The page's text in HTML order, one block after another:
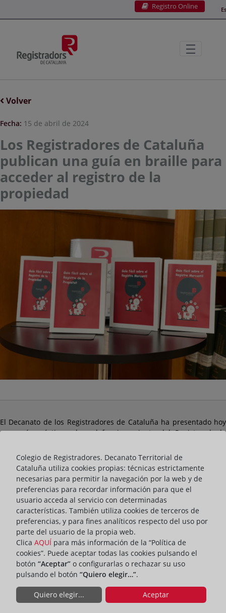
Registro Online
Volver
Fecha: 15 de abril de 2024
Los Registradores de Cataluña
publican una guía en braille para
acceder al registro de la
propiedad
El Decanato de los Registradores de Cataluña ha presentado hoy
una guía práctica sobre el funcionamiento del Registro de la
A su vez, también ha dado a conocer la publicación de dos folletos
didácticos en catalán adaptados a lectura fácil para que las
personas con discapacidad psíquica puedan acceder a la
información que ofrecen los registros.
El anuncio de la edición de ambos materiales ha sido expuesto en
el marco de una jornada divulgativa celebrada en la sede del
Decanato de los Registradores en Barcelona, que ha llevado por
título ‘Coordenadas jurídicas de la discapacidad: construir desde
la dignidad y la autonomía’, y que ha congregado a expertos y
académicos para reflexionar sobre la realidad a la que se
enfrentan las personas con discapacidad en Cataluña.
Durante el acto, la directora de Relaciones Institucionales del
Decanato de los Registradores de Cataluña, Marta Gómez Llorens,
Colegio de Registradores. Decanato Territorial de
Cataluña utiliza cookies propias: técnicas estrictamente
necesarias para permitir la navegación por la web y de
preferencias para recordar información para que el
usuario acceda al servicio con determinadas
características. También utiliza cookies de terceros de
preferencias, y para fines analíticos respecto del uso por
parte del usuario de la propia web.
Clica AQUÍ para más información de la “Política de
cookies”. Puede aceptar todas las cookies pulsando el
botón “Aceptar” o configurarlas o rechazar su uso
pulsando el botón “Quiero elegir…”.
Quiero elegir... Aceptar